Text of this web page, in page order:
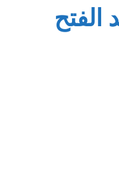
الفتح